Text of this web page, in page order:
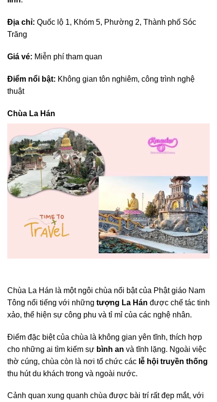
Địa chỉ: Quốc lộ 1, Khóm 5, Phường 2, Thành phố Sóc
Trăng
Giá vé: Miễn phí tham quan
Điểm nổi bật: Không gian tôn nghiêm, công trình nghệ
thuật
Chùa La Hán
Chùa La Hán là một ngôi chùa nổi bật của Phật giáo Nam
Tông nổi tiếng với những tượng La Hán được chế tác tinh
xảo, thể hiện sự công phu và tỉ mỉ của các nghệ nhân.
Điểm đặc biệt của chùa là không gian yên tĩnh, thích hợp
cho những ai tìm kiếm sự bình an và tĩnh lặng. Ngoài việc
thờ cúng, chùa còn là nơi tổ chức các lễ hội truyền thống
thu hút du khách trong và ngoài nước.
Cảnh quan xung quanh chùa được bài trí rất đẹp mắt, với